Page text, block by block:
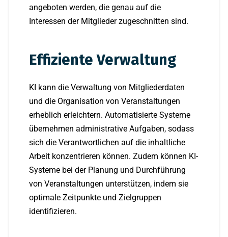
angeboten werden, die genau auf die
Interessen der Mitglieder zugeschnitten sind.
Effiziente Verwaltung
KI kann die Verwaltung von Mitgliederdaten
und die Organisation von Veranstaltungen
erheblich erleichtern. Automatisierte Systeme
übernehmen administrative Aufgaben, sodass
sich die Verantwortlichen auf die inhaltliche
Arbeit konzentrieren können. Zudem können KI-
Systeme bei der Planung und Durchführung
von Veranstaltungen unterstützen, indem sie
optimale Zeitpunkte und Zielgruppen
identifizieren.